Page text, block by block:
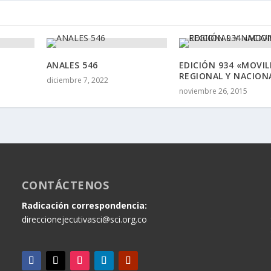
ANALES 546
diciembre 7, 2022
EDICIÓN 934
REGIONAL Y
noviembre 26, 2015
CONTÁCTENOS
Radicación correspondencia:
direccionejecutivasci@sci.org.co